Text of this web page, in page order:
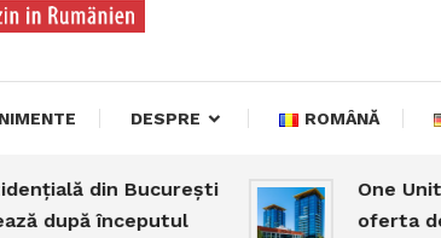
DESPRE ROMÂNĂ
din București
începutul
One United
oferta de